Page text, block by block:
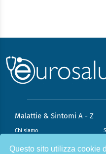
Questo sito utilizza cookie
Malattie & Sintomi A - Z
Chi siamo
Infiammazione e Allergia